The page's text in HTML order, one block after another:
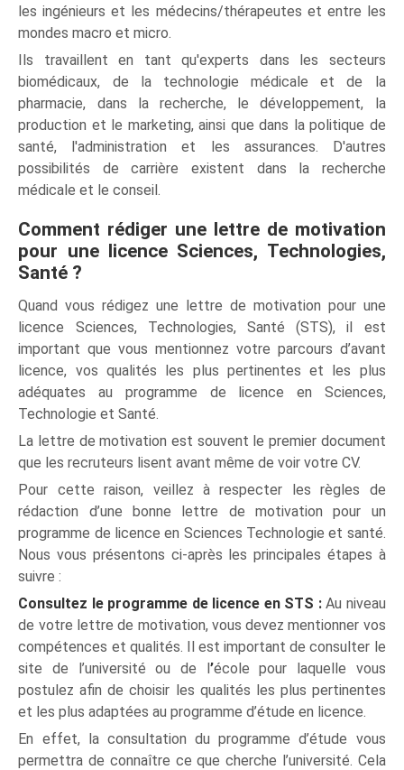
les ingénieurs et les médecins/thérapeutes et entre les
mondes macro et micro.
Ils travaillent en tant qu'experts dans les secteurs
biomédicaux, de la technologie médicale et de la
pharmacie, dans la recherche, le développement, la
production et le marketing, ainsi que dans la politique de
santé, l'administration et les assurances. D'autres
possibilités de carrière existent dans la recherche
médicale et le conseil.
Comment rédiger une lettre de motivation
pour une licence Sciences, Technologies,
Santé ?
Quand vous rédigez une lettre de motivation pour une
licence Sciences, Technologies, Santé (STS), il est
important que vous mentionnez votre parcours d’avant
licence, vos qualités les plus pertinentes et les plus
adéquates au programme de licence en Sciences,
Technologie et Santé.
La lettre de motivation est souvent le premier document
que les recruteurs lisent avant même de voir votre CV.
Pour cette raison, veillez à respecter les règles de
rédaction d’une bonne lettre de motivation pour un
programme de licence en Sciences Technologie et santé.
Nous vous présentons ci-après les principales étapes à
suivre :
Consultez le programme de licence en STS :Au niveau
de votre lettre de motivation, vous devez mentionner vos
compétences et qualités. Il est important de consulter le
site de l’université ou de l ’école pour laquelle vous
postulez afin de choisir les qualités les plus pertinentes
et les plus adaptées au programme d’étude en licence.
En effet, la consultation du programme d’étude vous
permettra de connaître ce que cherche l’université. Cela